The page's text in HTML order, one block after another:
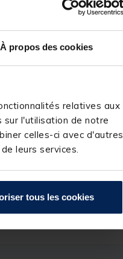
À propos des cookies
relatives aux
l'utilisation de notre
celles-ci avec d'autres
leurs services.
tous les cookies